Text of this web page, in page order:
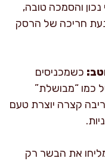
והסמכה טובה,
חריכה של הרסק
כשמכניסים
כמו “מבושלת”
קצרה יוצרת טעם
את הבשר רק